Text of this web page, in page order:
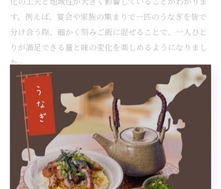
す。例えば、宴会や家族の集まりで一匹のうなぎを皆で
分け合う際、細かく刻みご飯に混ぜることで、一人ひと
りが満足できる量と味の変化を楽しめるようになりまし
た。
このような体験は、「食を通じて多様性を楽しむ」とい
う現代的な価値観にも通じています。実際、初めてひつ
まぶしを食べた方からは「同じ料理なのに、食べ方によ
ってまったく違う味わいが楽しめた」といった声が多く
寄せられています。
ひつまぶしの誕生理由を知ることは、単なる食事を超
え、社会や家庭の知恵、思いやりを感じる体験につなが